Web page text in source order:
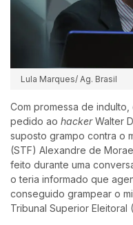
Lula Marques/ Ag. Brasil
Com promessa de
pedido ao hackerWalter
suposto grampo contra o
(STF) Alexandre de
feito durante uma
o teria informado que
conseguido grampear o
Tribunal Superior Eleitoral